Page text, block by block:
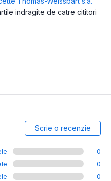
indragite de catre cititori
Scrie o recenzie
0
0
0